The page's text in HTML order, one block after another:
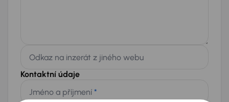
Odkaz na inzerát z jiného webu
Kontaktní údaje
Jméno a příjmení *